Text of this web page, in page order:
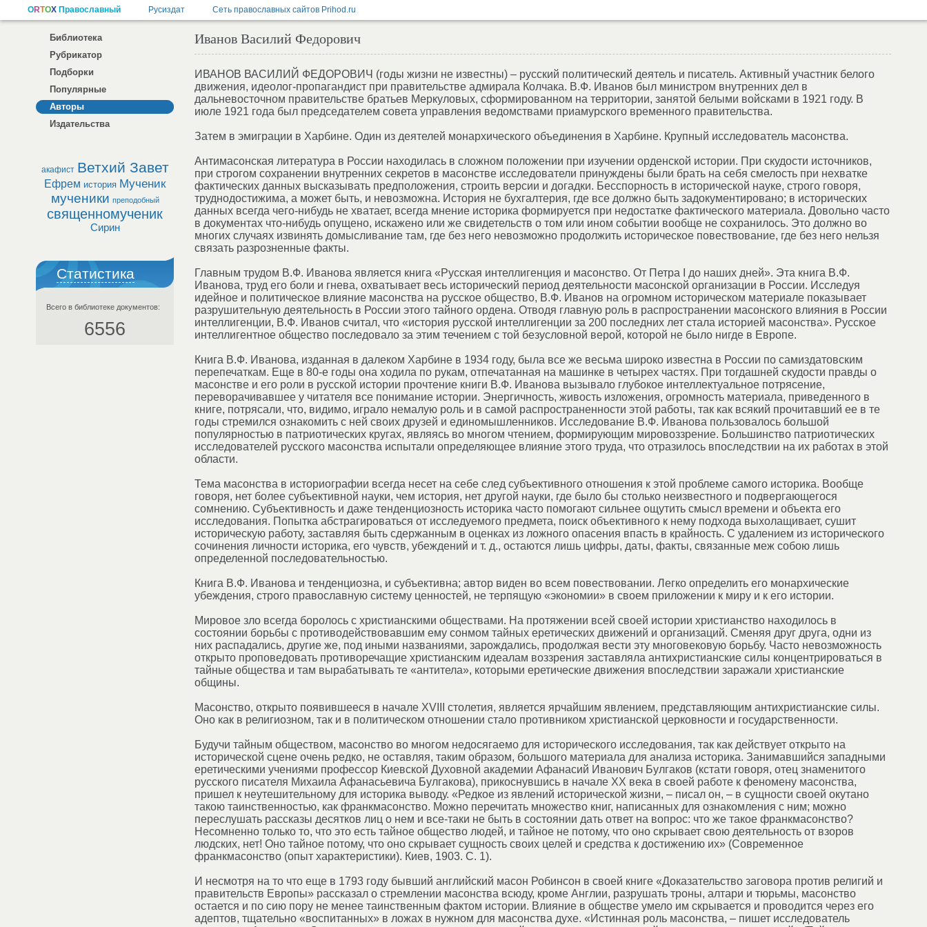
Библиотека
Рубрикатор
Подборки
Популярные
Авторы
Издательства
акафист Ветхий Завет
Ефрем история Мученик
мученики преподобный
священномученик
Сирин
Статистика
Всего в библиотеке документов:
6556
Иванов Василий Федорович
ИВАНОВ ВАСИЛИЙ ФЕДОРОВИЧ (годы жизни не известны) – русский политический деятель и писатель. Активный участник белого
движения, идеолог-пропагандист при правительстве адмирала Колчака. В.Ф. Иванов был министром внутренних дел в
дальневосточном правительстве братьев Меркуловых, сформированном на территории, занятой белыми войсками в 1921 году. В
июле 1921 года был председателем совета управления ведомствами приамурского временного правительства.
Затем в эмиграции в Харбине. Один из деятелей монархического объединения в Харбине. Крупный исследователь масонства.
Антимасонская литература в России находилась в сложном положении при изучении орденской истории. При скудости источников,
при строгом сохранении внутренних секретов в масонстве исследователи принуждены были брать на себя смелость при нехватке
фактических данных высказывать предположения, строить версии и догадки. Бесспорность в исторической науке, строго говоря,
труднодостижима, а может быть, и невозможна. История не бухгалтерия, где все должно быть задокументировано; в исторических
данных всегда чего-нибудь не хватает, всегда мнение историка формируется при недостатке фактического материала. Довольно часто
в документах что-нибудь опущено, искажено или же свидетельств о том или ином событии вообще не сохранилось. Это должно во
многих случаях извинять домысливание там, где без него невозможно продолжить историческое повествование, где без него нельзя
связать разрозненные факты.
Главным трудом В.Ф. Иванова является книга «Русская интеллигенция и масонство. От Петра I до наших дней». Эта книга В.Ф.
Иванова, труд его боли и гнева, охватывает весь исторический период деятельности масонской организации в России. Исследуя
идейное и политическое влияние масонства на русское общество, В.Ф. Иванов на огромном историческом материале показывает
разрушительную деятельность в России этого тайного ордена. Отводя главную роль в распространении масонского влияния в России
интеллигенции, В.Ф. Иванов считал, что «история русской интеллигенции за 200 последних лет стала историей масонства». Русское
интеллигентное общество последовало за этим течением с той безусловной верой, которой не было нигде в Европе.
Книга В.Ф. Иванова, изданная в далеком Харбине в 1934 году, была все же весьма широко известна в России по самиздатовским
перепечаткам. Еще в 80-е годы она ходила по рукам, отпечатанная на машинке в четырех частях. При тогдашней скудости правды о
масонстве и его роли в русской истории прочтение книги В.Ф. Иванова вызывало глубокое интеллектуальное потрясение,
переворачивавшее у читателя все понимание истории. Энергичность, живость изложения, огромность материала, приведенного в
книге, потрясали, что, видимо, играло немалую роль и в самой распространенности этой работы, так как всякий прочитавший ее в те
годы стремился ознакомить с ней своих друзей и единомышленников. Исследование В.Ф. Иванова пользовалось большой
популярностью в патриотических кругах, являясь во многом чтением, формирующим мировоззрение. Большинство патриотических
исследователей русского масонства испытали определяющее влияние этого труда, что отразилось впоследствии на их работах в этой
области.
Тема масонства в историографии всегда несет на себе след субъективного отношения к этой проблеме самого историка. Вообще
говоря, нет более субъективной науки, чем история, нет другой науки, где было бы столько неизвестного и подвергающегося
сомнению. Субъективность и даже тенденциозность историка часто помогают сильнее ощутить смысл времени и объекта его
исследования. Попытка абстрагироваться от исследуемого предмета, поиск объективного к нему подхода выхолащивает, сушит
историческую работу, заставляя быть сдержанным в оценках из ложного опасения впасть в крайность. С удалением из исторического
сочинения личности историка, его чувств, убеждений и т. д., остаются лишь цифры, даты, факты, связанные меж собою лишь
определенной последовательностью.
Книга В.Ф. Иванова и тенденциозна, и субъективна; автор виден во всем повествовании. Легко определить его монархические
убеждения, строго православную систему ценностей, не терпящую «экономии» в своем приложении к миру и к его истории.
Мировое зло всегда боролось с христианскими обществами. На протяжении всей своей истории христианство находилось в
состоянии борьбы с противодействовавшим ему сонмом тайных еретических движений и организаций. Сменяя друг друга, одни из
них распадались, другие же, под иными названиями, зарождались, продолжая вести эту многовековую борьбу. Часто невозможность
открыто проповедовать противоречащие христианским идеалам воззрения заставляла антихристианские силы концентрироваться в
тайные общества и там вырабатывать те «антитела», которыми еретические движения впоследствии заражали христианские
общины.
Масонство, открыто появившееся в начале ХVIII столетия, является ярчайшим явлением, представляющим антихристианские силы.
Оно как в религиозном, так и в политическом отношении стало противником христианской церковности и государственности.
Будучи тайным обществом, масонство во многом недосягаемо для исторического исследования, так как действует открыто на
исторической сцене очень редко, не оставляя, таким образом, большого материала для анализа историка. Занимавшийся западными
еретическими учениями профессор Киевской Духовной академии Афанасий Иванович Булгаков (кстати говоря, отец знаменитого
русского писателя Михаила Афанасьевича Булгакова), прикоснувшись в начале ХХ века в своей работе к феномену масонства,
пришел к неутешительному для историка выводу. «Редкое из явлений исторической жизни, – писал он, – в сущности своей окутано
такою таинственностью, как франкмасонство. Можно перечитать множество книг, написанных для ознакомления с ним; можно
переслушать рассказы десятков лиц о нем и все-таки не быть в состоянии дать ответ на вопрос: что же такое франкмасонство?
Несомненно только то, что это есть тайное общество людей, и тайное не потому, что оно скрывает свою деятельность от взоров
людских, нет! Оно тайное потому, что оно скрывает сущность своих целей и средства к достижению их» (Современное
франкмасонство (опыт характеристики). Киев, 1903. С. 1).
И несмотря на то что еще в 1793 году бывший английский масон Робинсон в своей книге «Доказательство заговора против религий и
правительств Европы» рассказал о стремлении масонства всюду, кроме Англии, разрушать троны, алтари и тюрьмы, масонство
остается и по сию пору не менее таинственным фактом истории. Влияние в обществе умело им скрывается и проводится через его
адептов, тщательно «воспитанных» в ложах в нужном для масонства духе. «Истинная роль масонства, – пишет исследователь